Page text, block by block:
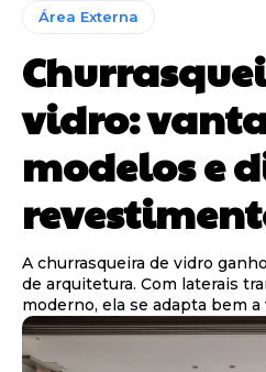
Área Externa
vidro:
modelos e
A churrasqueira de vidro
de arquitetura. Com laterais
moderno, ela se adapta bem a